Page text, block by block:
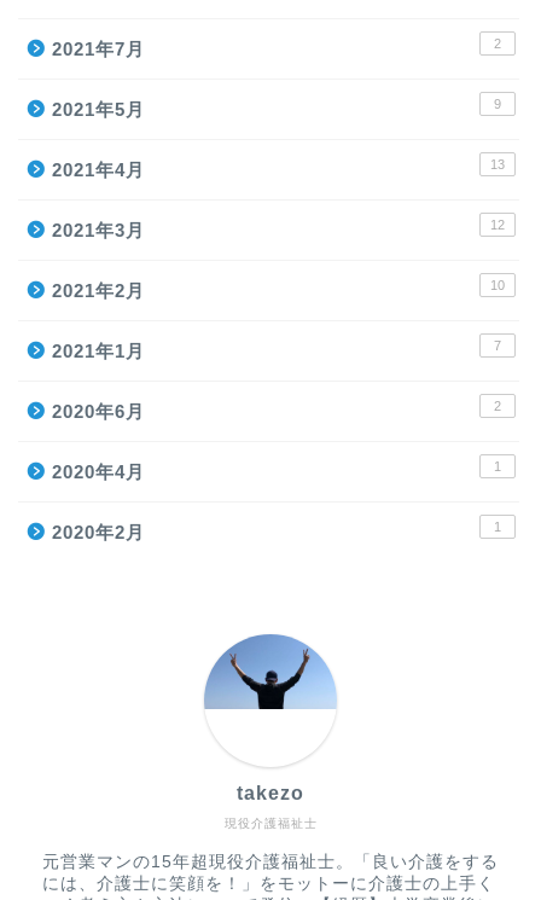
2021年7月 2
2021年5月 9
2021年4月 13
2021年3月 12
2021年2月 10
2021年1月 7
2020年6月 2
2020年4月 1
2020年2月 1
現役介護福祉士
takezo
元営業マンの15年超現役介護福祉士。「良い介護をする
には、介護士に笑顔を！」をモットーに介護士の上手く